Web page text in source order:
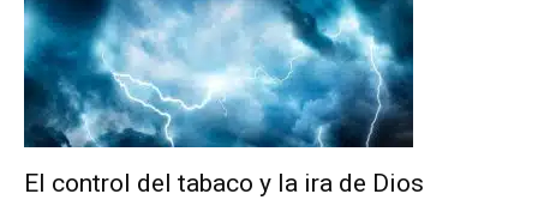
El control del tabaco y la ira de Dios